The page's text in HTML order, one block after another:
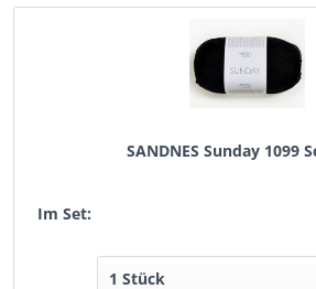
SANDNES Sunday 1099
Im Set: